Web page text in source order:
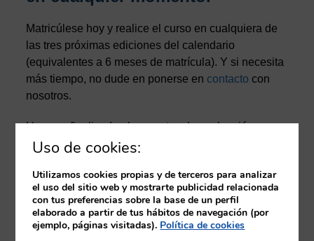
Matricúlese hoy y realice el curso en cualquiera de
las tres próximas ediciones del calendario
(equivalentes a 6 meses de matrícula). Y si necesita
más tiempo, no dude en ponerse en contacto con
nosotros.
Una vez finalizado el curso, tras la evaluación como
apto por el tutor, podrá descargar un certificado
y una vez finalizada la edición correspondiente, se
procederá a la emisión del diploma del curso
acreditado por la Comisión de Formación
Continuada de Profesionales Sanitarios. Este
Uso de cookies:
Utilizamos cookies propias y de terceros para analizar
el uso del sitio web y mostrarte publicidad relacionada
con tus preferencias sobre la base de un perfil
elaborado a partir de tus hábitos de navegación (por
ejemplo, páginas visitadas). Política de cookies